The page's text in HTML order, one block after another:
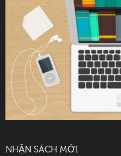
NHẬN SÁCH MỚI